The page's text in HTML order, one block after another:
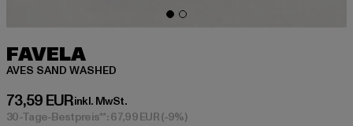
FAVELA
AVES SAND WASHED
73,59 EUR
Derzeitiger Preis: 73,59 EUR
inkl. MwSt.
30-Tage-Bestpreis**: 67,99 EUR(-9%)